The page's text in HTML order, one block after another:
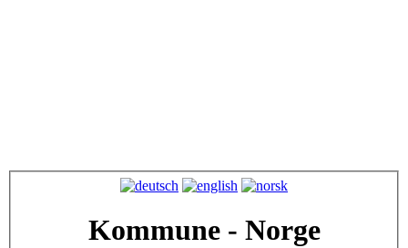
Kommune - Norge